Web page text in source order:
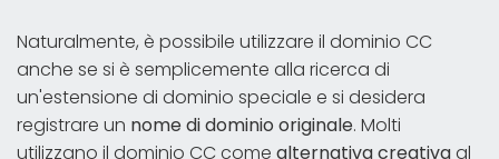
Naturalmente, è possibile utilizzare il dominio CC
anche se si è semplicemente alla ricerca di
un'estensione di dominio speciale e si desidera
registrare un nome di dominio originale. Molti
utilizzano il dominio CC come alternativa creativaal